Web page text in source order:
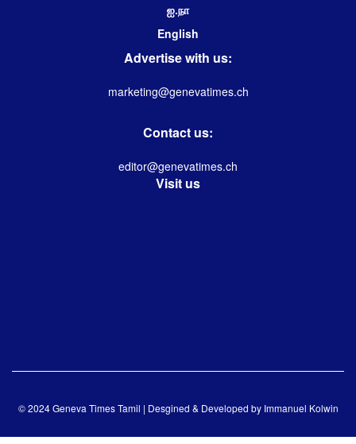
ஐ.நா
English
Advertise with us:
marketing@genevatimes.ch
Contact us:
editor@genevatimes.ch
Visit us
© 2024 Geneva Times Tamil | Desgined & Developed by Immanuel Kolwin